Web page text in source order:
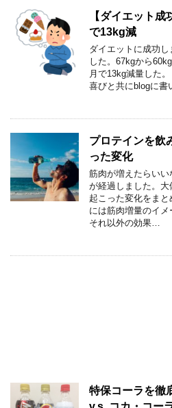
【ダイエット
で13kg減
ダイエットに成功
した。67kgから
月で13kg減量した
喜びと共にblogに書
プロテインを飲
った変化
筋肉が増えたらいい
が経過しました。
起こった変化をま
には筋肉増量のイメ
それ以外の効果…
特保コーラを徹